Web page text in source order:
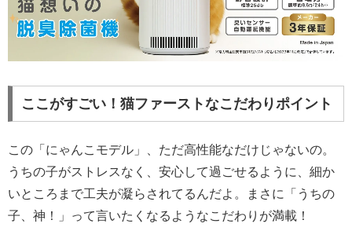
ここがすごい！猫ファーストなこだわりポイント
この「にゃんこモデル」、ただ高性能なだけじゃないの。
うちの子がストレスなく、安心して過ごせるように、細か
いところまで工夫が凝らされてるんだよ。まさに「うちの
子、神！」って言いたくなるようなこだわりが満載！